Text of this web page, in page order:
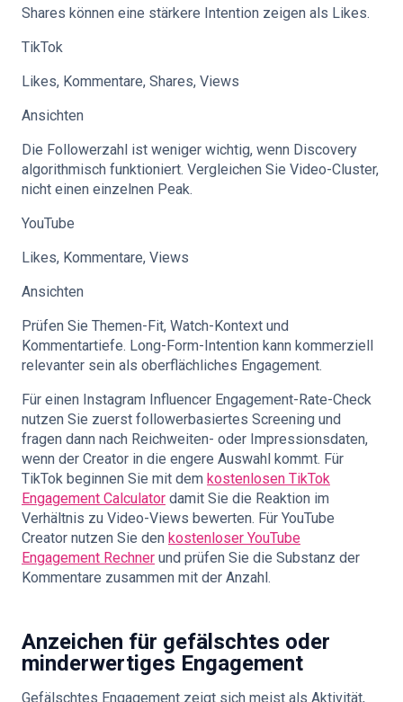
Shares können eine stärkere Intention zeigen als Likes.
TikTok
Likes, Kommentare, Shares, Views
Ansichten
Die Followerzahl ist weniger wichtig, wenn Discovery
algorithmisch funktioniert. Vergleichen Sie Video-Cluster,
nicht einen einzelnen Peak.
YouTube
Likes, Kommentare, Views
Ansichten
Prüfen Sie Themen-Fit, Watch-Kontext und
Kommentartiefe. Long-Form-Intention kann kommerziell
relevanter sein als oberflächliches Engagement.
Für einen Instagram Influencer Engagement-Rate-Check
nutzen Sie zuerst followerbasiertes Screening und
fragen dann nach Reichweiten- oder Impressionsdaten,
wenn der Creator in die engere Auswahl kommt. Für
TikTok beginnen Sie mit dem kostenlosen TikTok
Engagement Calculator damit Sie die Reaktion im
Verhältnis zu Video-Views bewerten. Für YouTube
Creator nutzen Sie den kostenloser YouTube
Engagement Rechner und prüfen Sie die Substanz der
Kommentare zusammen mit der Anzahl.
Anzeichen für gefälschtes oder
minderwertiges Engagement
Gefälschtes Engagement zeigt sich meist als Aktivität,